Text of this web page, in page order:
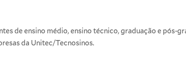
de ensino médio, ensino técnico, graduação e pós-
da Unitec/Tecnosinos.